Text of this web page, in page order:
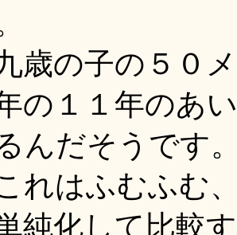
歳の子の５０
の１１年のあ
んだそうです
れはふむふむ
単純化して比較